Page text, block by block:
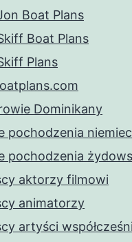
Boat Plans
Boat Plans
Plans
Dominikany
pochodzenia
pochodzenia
aktorzy filmowi
animatorzy
artyści współcześni